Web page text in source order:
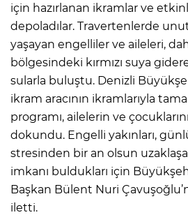
için hazırlanan ikramlar ve
depoladılar. Travertenlerde
yaşayan engelliler ve aileleri,
bölgesindeki kırmızı suya
sularla buluştu. Denizli
ikram aracının ikramlarıyla
programı, ailelerin ve
dokundu. Engelli yakınları,
stresinden bir an olsun
imkanı buldukları için
Başkan Bülent Nuri
iletti.